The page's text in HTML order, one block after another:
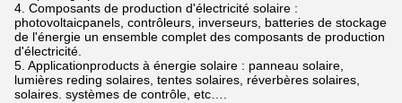
4. Composants de production d'électricité solaire :
photovoltaicpanels, contrôleurs, inverseurs, batteries de stockage
de l'énergie un ensemble complet des composants de production
d'électricité.
5. Applicationproducts à énergie solaire : panneau solaire,
lumières reding solaires, tentes solaires, réverbères solaires,
solaires. systèmes de contrôle, etc….